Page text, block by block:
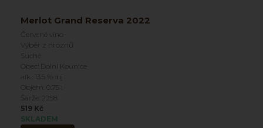
Merlot Grand Reserva 2022
Červené víno
Výběr z hroznů
Suché
Obec: Dolní Kounice
alk.: 13.5 %obj
Objem: 0.75 l
Šarže: 2258
519 Kč
SKLADEM